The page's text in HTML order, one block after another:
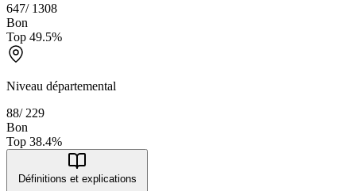
647/ 1308
Bon
Top 49.5%
Niveau départemental
88/ 229
Bon
Top 38.4%
Définitions et explications